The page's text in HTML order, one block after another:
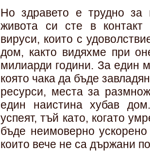
Но здравето е трудно за
живота си сте в
вируси, които с
дом, както видяхме при
милиарди години. За един
която чака да бъде
ресурси, места за
един наистина хубав
успеят, тъй като, когато
бъде неимоверно
които вече не са държани